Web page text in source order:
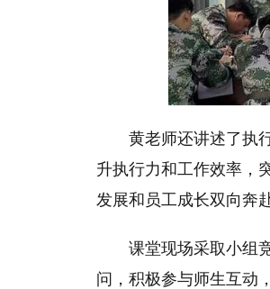
黄老师还讲述了执
升执行力和工作效率，
发展和员工成长双向奔赴
课堂现场采取小组
问，积极参与师生互动